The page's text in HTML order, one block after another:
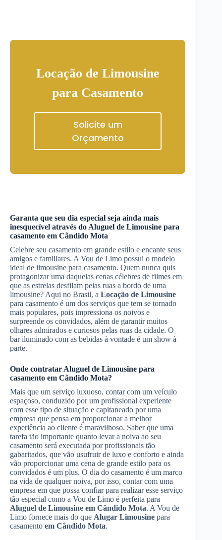
Locação de Limousine
para Casamento
Solicite um
Orçamento
Garanta que seu dia especial seja ainda mais
inesquecível através do Aluguel de Limousine para
casamento em Cândido Mota
Celebre seu casamento em grande estilo e encante seus
amigos e familiares. A Vou de Limo possui o modelo
ideal de limousine para casamento. Quem nunca quis
protagonizar uma daquelas cenas célebres de filmes em
que as estrelas desfilam pelas ruas a bordo de uma
limousine? Aqui no Brasil, a Locação de Limousine
para casamento é um dos serviços que tem se tornado
mais populares, pois impressiona os noivos e
surpreende os convidados, além de garantir muitos
olhares admirados e curiosos pelas ruas da cidade. O
bar iluminado com as bebidas à vontade é um show à
parte.
Onde contratar Aluguel de Limousine para
casamento em Cândido Mota?
Mais que um serviço luxuoso, contar com um veículo
espaçoso, conduzido por um profissional experiente
com esse tipo de situação e capitaneado por uma
empresa que pensa em proporcionar a melhor
experiência ao cliente é maravilhoso. Saber que uma
tarefa tão importante quanto levar a noiva ao seu
casamento será executada por profissionais tão
gabaritados, que vão usufruir de luxo e conforto e ainda
vão proporcionar uma cena de grande estilo para os
convidados é um plus. O dia do casamento é um marco
na vida de qualquer noiva, por isso, contar com uma
empresa em que possa confiar para realizar esse serviço
tão especial como a Vou de Limo é perfeita para
Aluguel de Limousine em Cândido Mota. A Vou de
Limo fornece mais do que Alugar Limousine para
casamento em Cândido Mota.